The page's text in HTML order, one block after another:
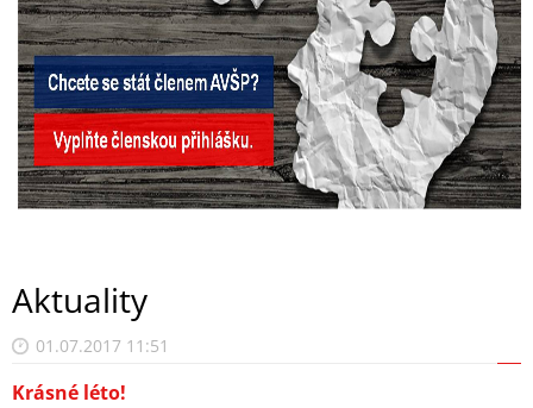
Aktuality
01.07.2017 11:51
Krásné léto!